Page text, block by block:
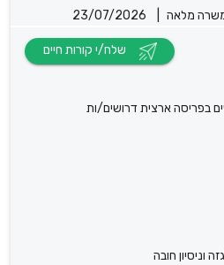
מלאה 23/07/2026
בפריסה ארצית דרושים/ות
וניסיון חובה